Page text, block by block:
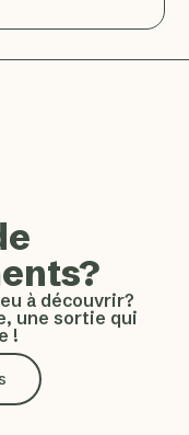
à découvrir?
une sortie qui
!